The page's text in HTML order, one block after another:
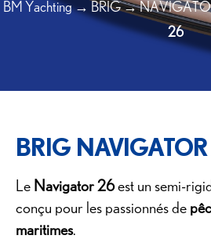
BM Yachting→ BRIG→
26
BRIG
Le Navigator 26est un semi-
conçu pour les passionnés de
maritimes.